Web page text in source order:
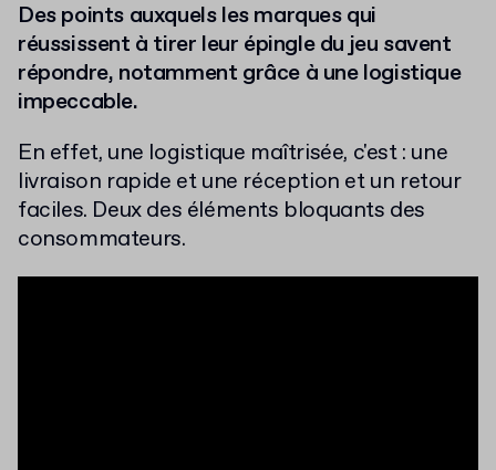
Des points auxquels les marques qui
réussissent à tirer leur épingle du jeu savent
répondre, notamment grâce à une logistique
impeccable.
En effet, une logistique maîtrisée, c'est : une
livraison rapide et une réception et un retour
faciles. Deux des éléments bloquants des
consommateurs.